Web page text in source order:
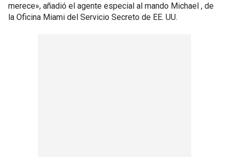
merece», añadió el agente especial al mando Michael , de
la Oficina Miami del Servicio Secreto de EE. UU.